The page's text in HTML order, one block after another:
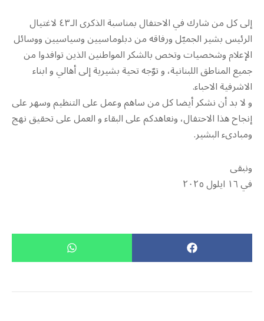
إلى كل من شارك في الاحتفال بمناسبة الذكرى الـ٤٣ لاغتيال
الرئيس بشير الجميّل ورفاقه من دبلوماسيين وسياسيين ووسائل
الإعلام وشخصيات وتخص بالشكر المواطنين الذين توافدوا من
جميع المناطق اللبنانية، و توّجه تحية بشيرية إلى أهالي و ابناء
الاشرفية الاحباء.
و لا بد أن نشكر أيضا كل من ساهم وعمل على التنظيم وسهر على
إنجاح هذا الاحتفال، ونعاهدكم على البقاء و العمل على تحقيق نهج
ومبادىء البشير.
ونبقى
في ١٦ ايلول ٢٠٢٥